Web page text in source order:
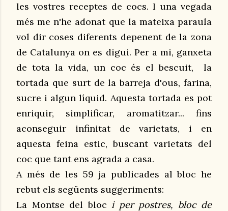
les vostres receptes de cocs. I una vegada
més me n'he adonat que la mateixa paraula
vol dir coses diferents depenent de la zona
de Catalunya on es digui. Per a mi, ganxeta
de tota la vida, un coc és elbescuit, la
tortada que surt de la barreja d'ous, farina,
sucre i algun líquid. Aquesta tortada es pot
enriquir, simplificar, aromatitzar... fins
aconseguir infinitat de varietats, i en
aquesta feina estic, buscant varietats del
coc que tant ens agrada a casa.
A més de les 59 ja publicades al bloc he
rebut els següents suggeriments:
La Montse del bloc i per postres, bloc de